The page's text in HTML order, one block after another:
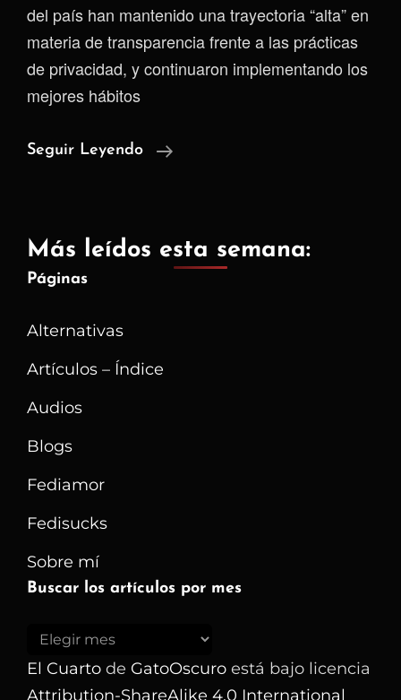
del país han mantenido una trayectoria “alta” en
materia de transparencia frente a las prácticas
de privacidad, y continuaron implementando los
mejores hábitos
Seguir Leyendo
Los
ISP
Más leídos esta semana:
Páginas
Alternativas
Artículos – Índice
Audios
Blogs
Fediamor
Fedisucks
Sobre mí
Buscar los artículos por mes
Buscar
los
artículos
El Cuarto de GatoOscuro está bajo licencia
Attribution-ShareAlike 4.0 International